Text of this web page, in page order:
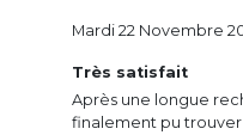
Très satisfait
Après une longue
finalement pu
Mardi 22 Novembre